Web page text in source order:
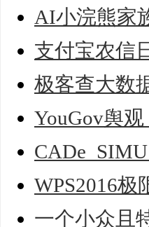
AI小浣熊家
支付宝农信
极客查大数
YouGov舆
WPS2016
一个小众且